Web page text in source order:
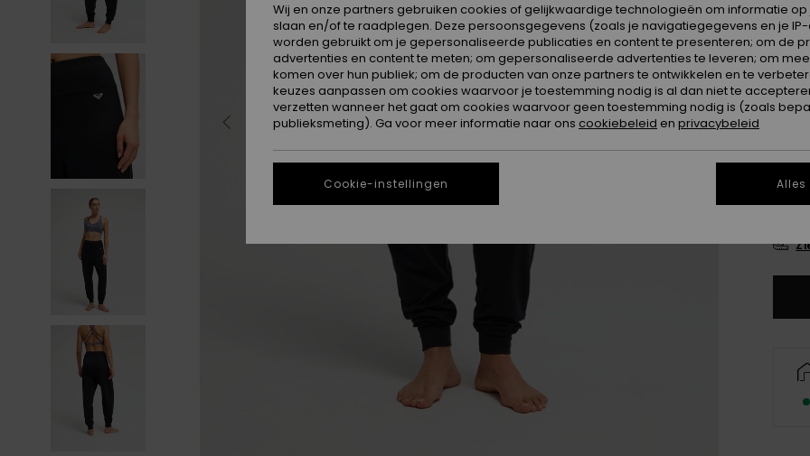
Kleur
Wij en onze partners gebruiken cookies of gelijkwaardige technologieën om informatie
slaan en/of te raadplegen. Deze persoonsgegevens (zoals je navigatiegegevens en je
worden gebruikt om je gepersonaliseerde publicaties en content te presenteren; om de
advertenties en content te meten; om gepersonaliseerde advertenties te leveren; om
komen over hun publiek; om de producten van onze partners te ontwikkelen en te
keuzes aanpassen om cookies waarvoor je toestemming nodig is al dan niet te
verzetten wanneer het gaat om cookies waarvoor geen toestemming nodig is (zoals
publieksmeting). Ga voor meer informatie naar ons cookiebeleid en privacybeleid
Cookie-instellingen Alles